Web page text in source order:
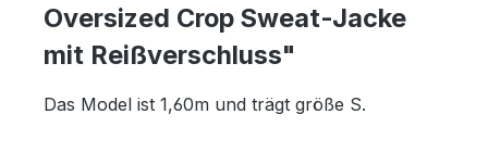
Oversized Crop Sweat-Jacke
mit Reißverschluss"
Das Model ist 1,60m und trägt größe S.